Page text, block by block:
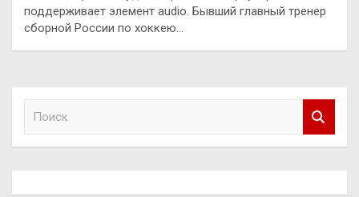
поддерживает элемент audio. Бывший главный тренер
сборной России по хоккею…